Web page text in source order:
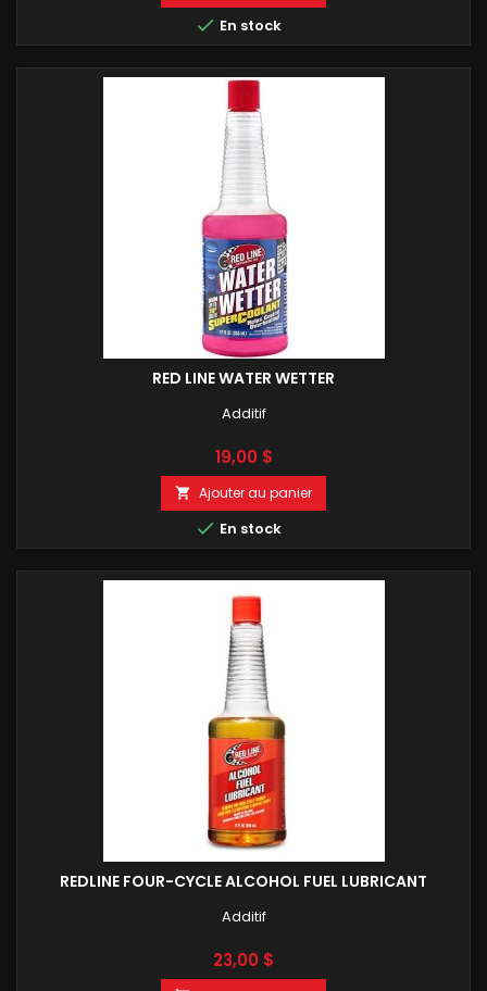
 En stock
RED LINE WATER WETTER
Additif
Prix
19,00 $
 Ajouter au panier
 En stock
REDLINE FOUR-CYCLE ALCOHOL FUEL LUBRICANT
Additif
Prix
23,00 $